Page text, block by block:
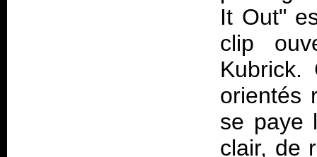
It Out"
clip
orientés
se paye
clair, de